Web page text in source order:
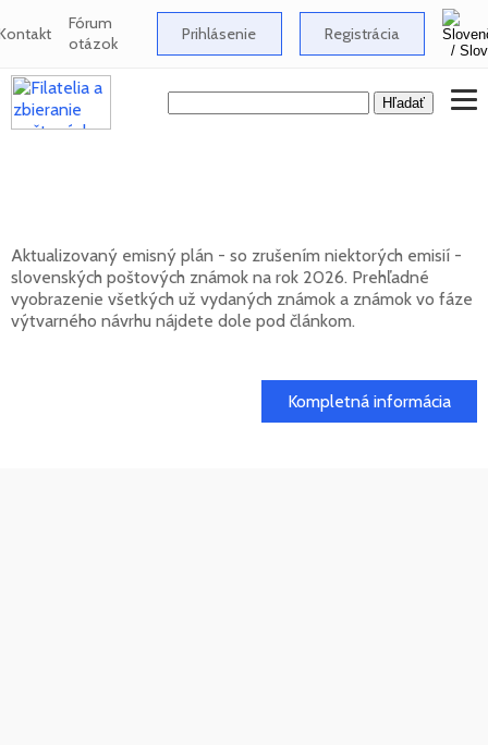
Fórum
otázok Prihlásenie Registrácia
Aktualizovaný emisný plán - so zrušením niektorých emisií -
slovenských poštových známok na rok 2026. Prehľadné
vyobrazenie všetkých už vydaných známok a známok vo fáze
výtvarného návrhu nájdete dole pod článkom.
Kompletná informácia